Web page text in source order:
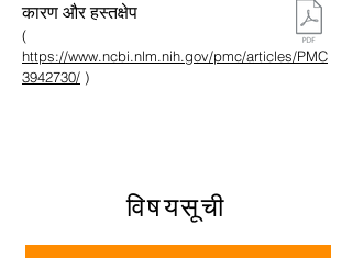
कारण और हस्तक्षेप
(
https://www.ncbi.nlm.nih.gov/pmc/articles/PMC
3942730/ )
विषयसूची